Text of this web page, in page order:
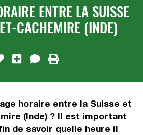
ENTRE LA SUISSE
CACHEMIRE (INDE)
horaire entre la Suisse et
(Inde) ? Il est important
de savoir quelle heure il